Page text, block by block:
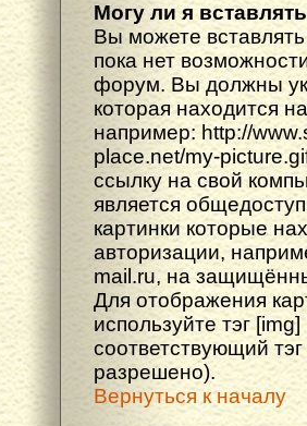
Могу ли я
Вы можете
пока нет
форум. Вы должны
которая находится
например: http://
place.net/my-
ссылку на свой
является
картинки которые
авторизации,
mail.ru, на
Для отображения
используйте тэг
соответствующий
разрешено).
Вернуться к началу